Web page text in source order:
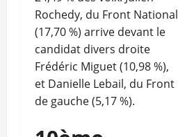
Rochedy, du Front National
(17,70 %) arrive devant le
candidat divers droite
Frédéric Miguet (10,98 %),
et Danielle Lebail, du Front
de gauche (5,17 %).